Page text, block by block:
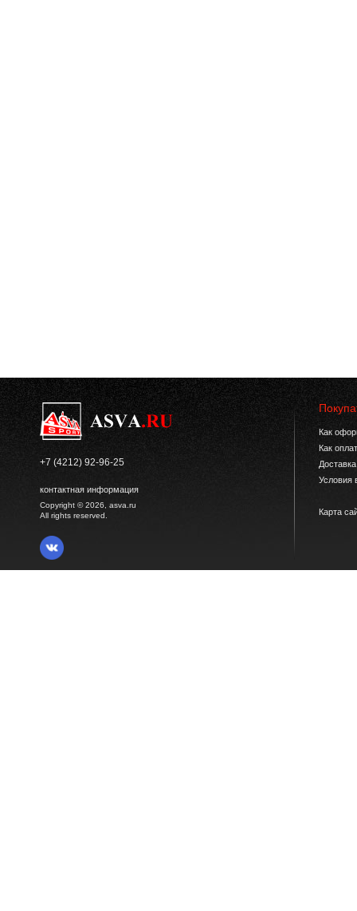
+7 (4212) 92-96-25
контактная информация
Copyright © 2026, asva.ru
All rights reserved.
Как
Как
Условия
Карта